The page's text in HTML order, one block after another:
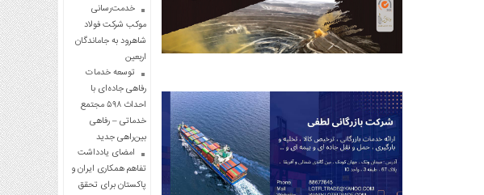
خدمت‌رسانی
موکب شرکت فولاد
شاهرود به جاماندگان
اربعین
توسعه خدمات
رفاهی جاده‌ای با
احداث ۵۹۸ مجتمع
خدماتی – رفاهی
بین‌راهی جدید
امضای یادداشت
تفاهم همکاری ایران و
پاکستان برای تحقق